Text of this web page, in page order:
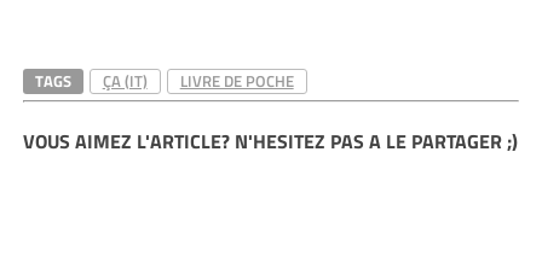
TAGS ÇA (IT) LIVRE DE POCHE
VOUS AIMEZ L'ARTICLE? N'HESITEZ PAS A LE PARTAGER ;)